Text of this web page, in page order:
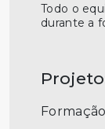
Todo o
durante a